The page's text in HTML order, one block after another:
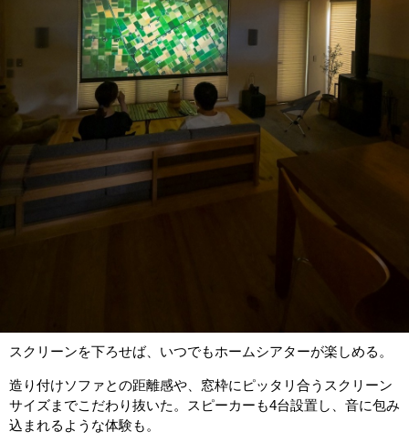
スクリーンを下ろせば、いつでもホームシアターが楽しめる。
造り付けソファとの距離感や、窓枠にピッタリ合うスクリーン
サイズまでこだわり抜いた。スピーカーも4台設置し、音に包み
込まれるような体験も。